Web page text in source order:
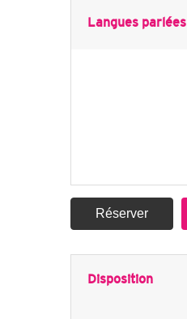
Langues parlées
Réserver
Disposition